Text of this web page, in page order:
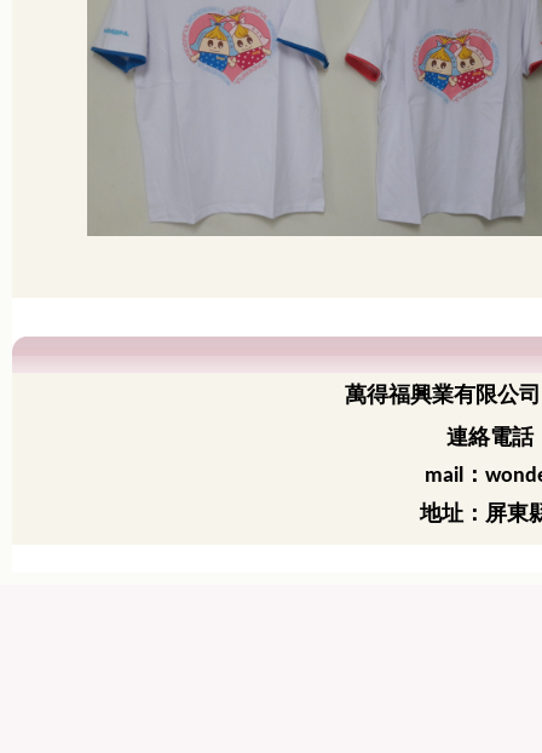
萬得福興業有限公司
連絡電
mail ：
地址：屏東